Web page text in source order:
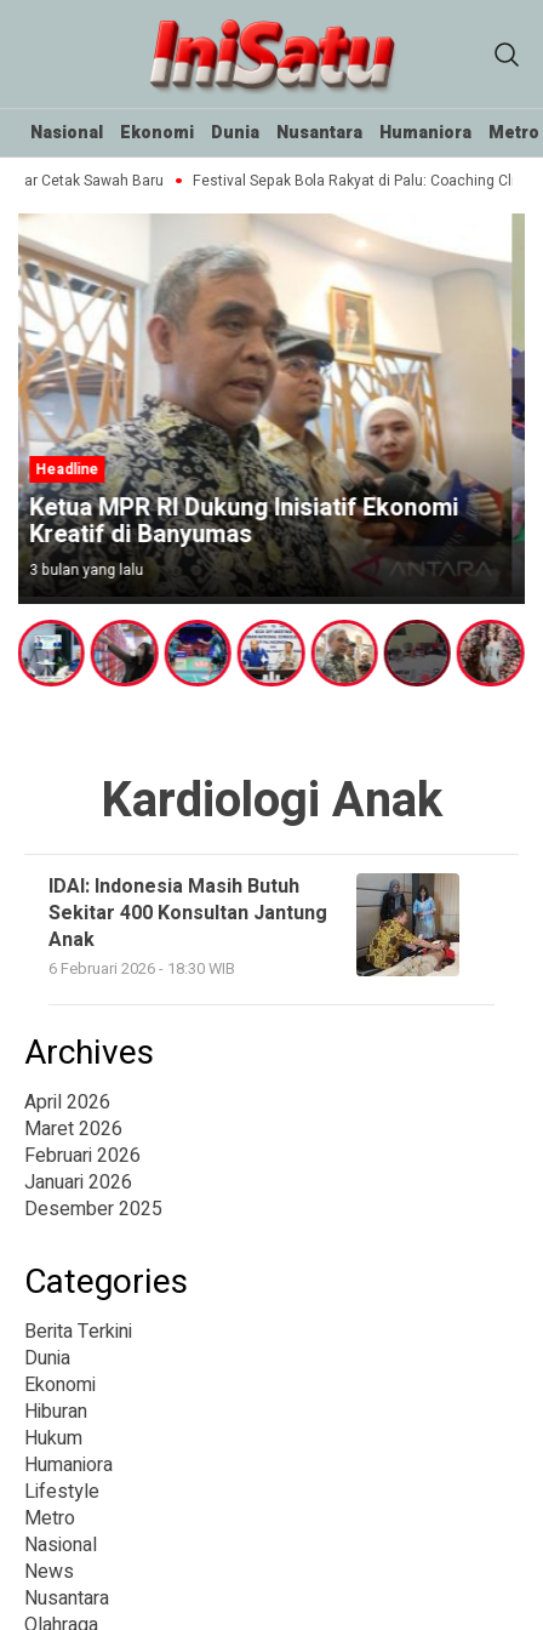
Nasional Ekonomi Dunia Nusantara Humaniora Metro
Cetak Sawah Baru Festival Sepak Bola Rakyat di Palu: Coaching Clinic
Headline
Polisi Amankan Sembilan Tersangka
dalam Pesta Narkoba di Rel Kereta
3 bulan yang lalu
Kardiologi Anak
IDAI: Indonesia Masih Butuh
Sekitar 400 Konsultan Jantung
Anak
6 Februari 2026 - 18:30 WIB
Archives
April 2026
Maret 2026
Februari 2026
Januari 2026
Desember 2025
Categories
Berita Terkini
Dunia
Ekonomi
Hiburan
Hukum
Humaniora
Lifestyle
Metro
Nasional
News
Nusantara